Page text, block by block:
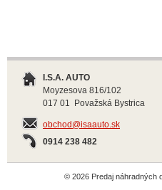
I.S.A. AUTO
Moyzesova 816/102
017 01 Považská Bystrica
obchod@isaauto.sk
0914 238 482
© 2026 Predaj náhradných